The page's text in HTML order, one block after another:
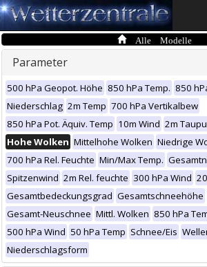
Alle Modelle
Parameter
500 hPa Geopot. Höhe 850 hPa Temp. 850
Niederschlag 2m Temp 700 hPa Vertikalbew
850 hPa Pot. Äquiv. Temp 10m Wind 2m
Hohe Wolken Mittelhohe Wolken Niedrige
700 hPa Rel. Feuchte Min/Max Temp.
Spitzenwind 2m Rel. feuchte 300 hPa Wind
Gesamtbedeckungsgrad Gesamtschneehöhe
Gesamt-Neuschnee Mittl. Wolken 850 hPa
500 hPa Wind 50 hPa Temp Schnee/Eis
Niederschlagsform